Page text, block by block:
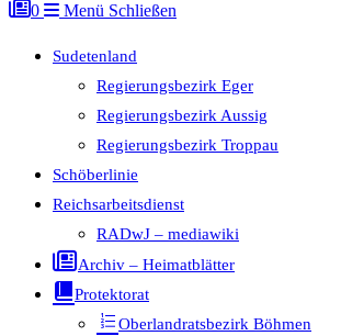
0 Menü Schließen
Sudetenland
Regierungsbezirk Eger
Regierungsbezirk Aussig
Regierungsbezirk Troppau
Schöberlinie
Reichsarbeitsdienst
RADwJ – mediawiki
Archiv – Heimatblätter
Protektorat
Oberlandratsbezirk Böhmen